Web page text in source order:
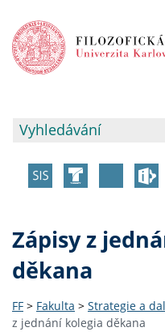
Zápisy z
děkana
FF > Fakulta > Strategie a
z jednání kolegia děkana